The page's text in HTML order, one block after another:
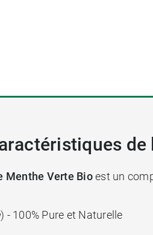
Menthe Verte Bioest un
) - 100% Pure et Naturelle